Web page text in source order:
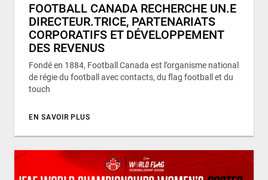
FOOTBALL CANADA RECHERCHE UN.E
DIRECTEUR.TRICE, PARTENARIATS
CORPORATIFS ET DÉVELOPPEMENT
DES REVENUS
Fondé en 1884, Football Canada est l’organisme national
de régie du football avec contacts, du flag football et du
touch
EN SAVOIR PLUS